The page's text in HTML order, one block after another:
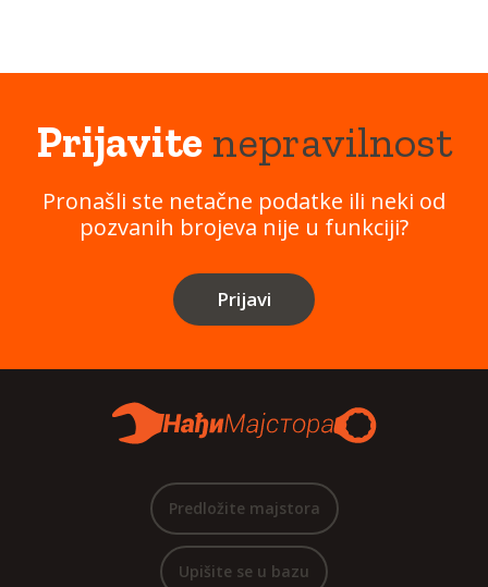
Prijavitenepravilnost
Pronašli ste netačne podatke ili neki od
pozvanih brojeva nije u funkciji?
Prijavi
Predložite majstora
Upišite se u bazu